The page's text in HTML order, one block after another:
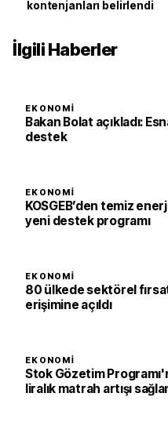
kontenjanları belirlendi
İlgili Haberler
EKONOMI
Bakan Bolat açıkladı:
destek
EKONOMI
KOSGEB’den temiz
yeni destek programı
EKONOMI
80 ülkede sektörel
erişimine açıldı
EKONOMI
Stok Gözetim
liralık matrah artışı